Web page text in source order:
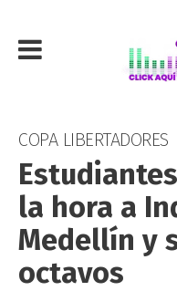
COPA LIBERTADORES
la hora a
Medellín y
octavos